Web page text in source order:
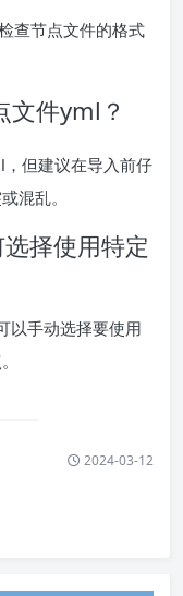
查节点文件的格式
文件yml？
但建议在导入前仔
混乱。
择使用特定
以手动选择要使用
2024-03-12